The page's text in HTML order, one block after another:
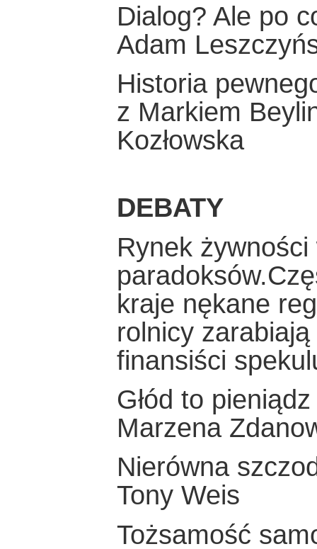
Dialog? Ale po
Adam
Historia
z Markiem
Kozłowska
DEBATY
Rynek żywności
kraje nękane
rolnicy
finansiści
Głód to pieniądz
Marzena
Nierówna
Tony Weis
Tożsamość